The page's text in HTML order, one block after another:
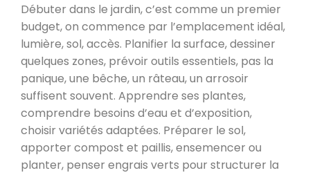
Débuter dans le jardin, c’est comme un premier
budget, on commence par l’emplacement idéal,
lumière, sol, accès. Planifier la surface, dessiner
quelques zones, prévoir outils essentiels, pas la
panique, une bêche, un râteau, un arrosoir
suffisent souvent. Apprendre ses plantes,
comprendre besoins d’eau et d’exposition,
choisir variétés adaptées. Préparer le sol,
apporter compost et paillis, ensemencer ou
planter, penser engrais verts pour structurer la